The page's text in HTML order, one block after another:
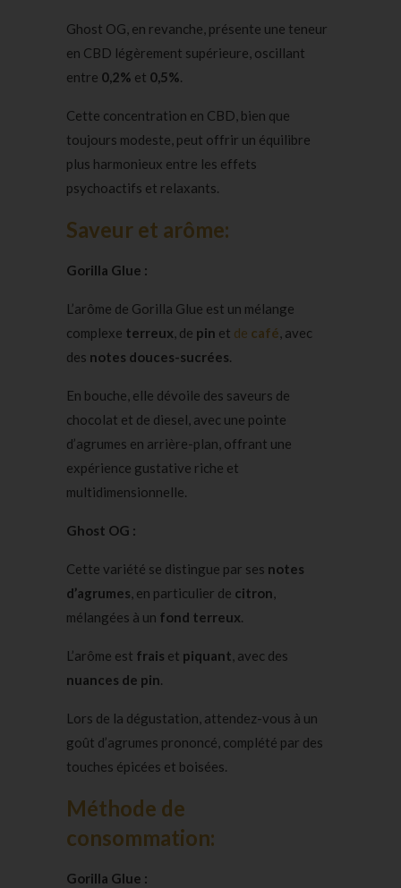
Ghost OG, en revanche, présente une teneur
en CBD légèrement supérieure, oscillant
entre 0,2% et 0,5%.
Cette concentration en CBD, bien que
toujours modeste, peut offrir un équilibre
plus harmonieux entre les effets
psychoactifs et relaxants.
Saveur et arôme:
Gorilla Glue :
L’arôme de Gorilla Glue est un mélange
complexe terreux, de pin et de café, avec
des notes douces-sucrées.
En bouche, elle dévoile des saveurs de
chocolat et de diesel, avec une pointe
d’agrumes en arrière-plan, offrant une
expérience gustative riche et
multidimensionnelle.
Ghost OG :
Cette variété se distingue par ses notes
d’agrumes, en particulier de citron,
mélangées à un fond terreux.
L’arôme est frais et piquant, avec des
nuances de pin.
Lors de la dégustation, attendez-vous à un
goût d’agrumes prononcé, complété par des
touches épicées et boisées.
Méthode de
consommation:
Gorilla Glue :